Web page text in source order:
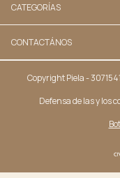
CATEGORÍAS
CONTACTÁNOS
Copyright Piela -
Defensa de las y los